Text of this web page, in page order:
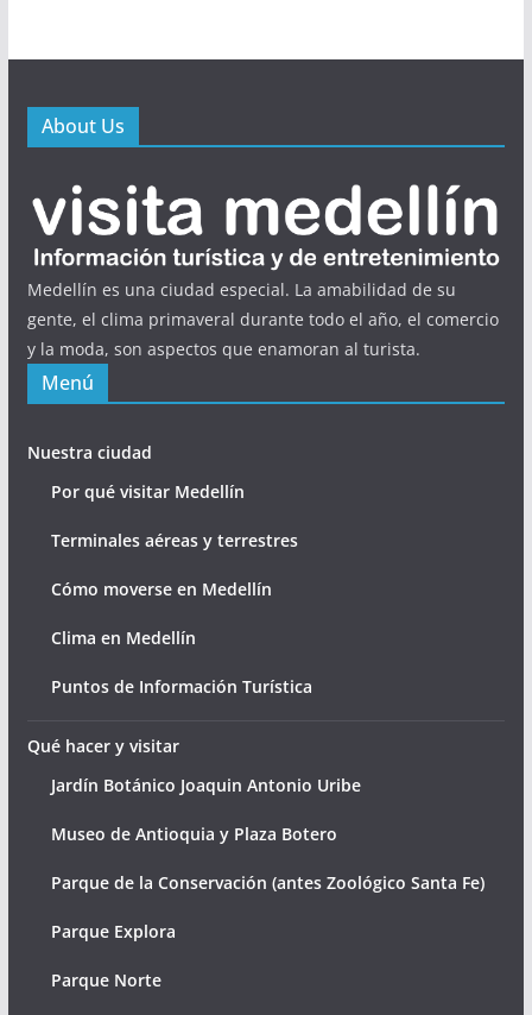
About Us
Medellín es una ciudad especial. La amabilidad de su
gente, el clima primaveral durante todo el año, el comercio
y la moda, son aspectos que enamoran al turista.
Menú
Nuestra ciudad
Por qué visitar Medellín
Terminales aéreas y terrestres
Cómo moverse en Medellín
Clima en Medellín
Puntos de Información Turística
Qué hacer y visitar
Jardín Botánico Joaquin Antonio Uribe
Museo de Antioquia y Plaza Botero
Parque de la Conservación (antes Zoológico Santa Fe)
Parque Explora
Parque Norte